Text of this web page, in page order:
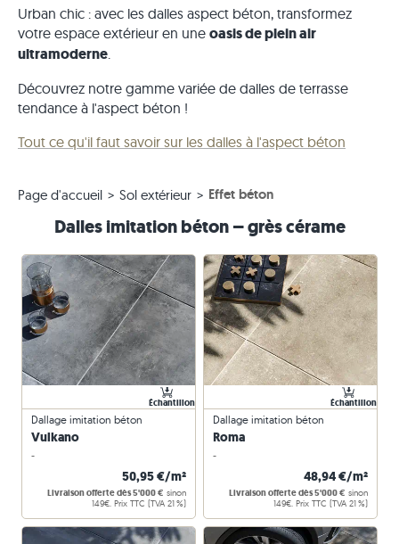
Urban chic : avec les dalles aspect béton, transformez
votre espace extérieur en une oasis de plein air
ultramoderne.
Découvrez notre gamme variée de dalles de terrasse
tendance à l'aspect béton !
Tout ce qu'il faut savoir sur les dalles à l'aspect béton
Page d'accueil Sol extérieur Effet béton
Dalles imitation béton – grès cérame
Dallage imitation béton
Vulkano
-
50,95 €/m²
Livraison offerte dès 5'000 € sinon
149€. Prix TTC (TVA 21 %)
Échantillon
Dallage imitation béton
Roma
-
48,94 €/m²
Livraison offerte dès 5'000 € sinon
149€. Prix TTC (TVA 21 %)
Échantillon